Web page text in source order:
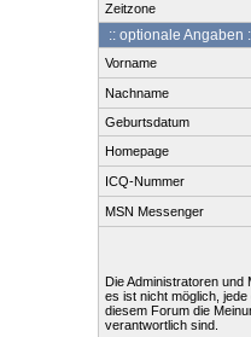
Zeitzone
:: optionale Angaben
Vorname
Nachname
Geburtsdatum
Homepage
ICQ-Nummer
MSN Messenger
Die Administratoren
es ist nicht möglich,
diesem Forum die
verantwortlich sind.